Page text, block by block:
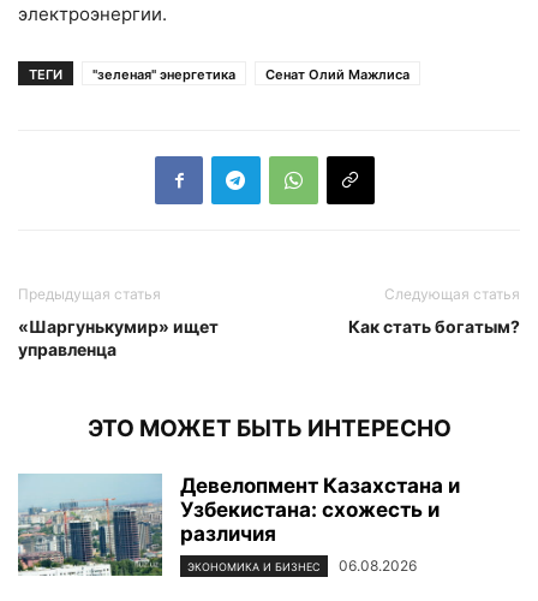
электроэнергии.
ТЕГИ "зеленая" энергетика Сенат Олий Мажлиса
Предыдущая статья
«Шаргунькумир» ищет
управленца
Следующая статья
Как стать богатым?
ЭТО МОЖЕТ БЫТЬ ИНТЕРЕСНО
Девелопмент Казахстана и
Узбекистана: схожесть и
различия
ЭКОНОМИКА И БИЗНЕС 06.08.2026